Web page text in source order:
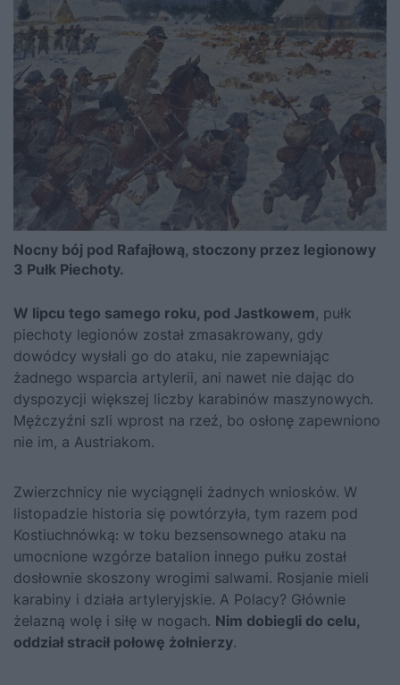
Nocny bój pod Rafajłową, stoczony przez legionowy
3 Pułk Piechoty.
W lipcu tego samego roku, pod Jastkowem, pułk
piechoty legionów został zmasakrowany, gdy
dowódcy wysłali go do ataku, nie zapewniając
żadnego wsparcia artylerii, ani nawet nie dając do
dyspozycji większej liczby karabinów maszynowych.
Mężczyźni szli wprost na rzeź, bo osłonę zapewniono
nie im, a Austriakom.
Zwierzchnicy nie wyciągnęli żadnych wniosków. W
listopadzie historia się powtórzyła, tym razem pod
Kostiuchnówką: w toku bezsensownego ataku na
umocnione wzgórze batalion innego pułku został
dosłownie skoszony wrogimi salwami. Rosjanie mieli
karabiny i działa artyleryjskie. A Polacy? Głównie
żelazną wolę i siłę w nogach. Nim dobiegli do celu,
oddział stracił połowę żołnierzy.